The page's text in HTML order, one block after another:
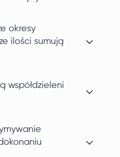
okresy
ilości sumują
współdzieleni